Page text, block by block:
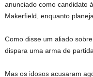
anunciado como candidato
Makerfield, enquanto
Como disse um aliado
dispara uma arma de
Mas os idosos acusaram